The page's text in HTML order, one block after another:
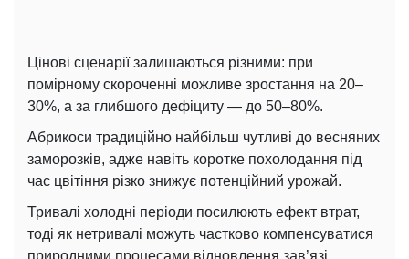
Цінові сценарії залишаються різними: при
помірному скороченні можливе зростання на 20–
30%, а за глибшого дефіциту — до 50–80%.
Абрикоси традиційно найбільш чутливі до весняних
заморозків, адже навіть коротке похолодання під
час цвітіння різко знижує потенційний урожай.
Тривалі холодні періоди посилюють ефект втрат,
тоді як нетривалі можуть частково компенсуватися
природними процесами відновлення зав’язі.